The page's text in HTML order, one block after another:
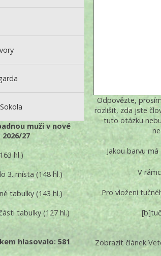
muži v nové
27
hl.)
3. místa(148 hl.)
tabulky(143 hl.)
tabulky (127 hl.)
hlasovalo: 581
Odpovězte,
rozlišit, zda jste
tuto otázku
Jakou barvu
V
Pro vložení
Zobrazit článek